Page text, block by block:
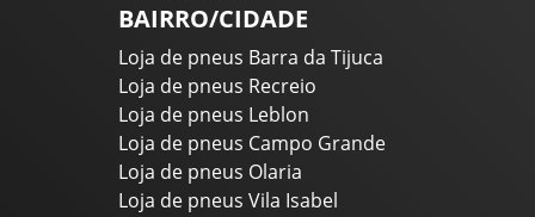
BAIRRO/CIDADE
Loja de pneus Barra da Tijuca
Loja de pneus Recreio
Loja de pneus Leblon
Loja de pneus Campo Grande
Loja de pneus Olaria
Loja de pneus Vila Isabel